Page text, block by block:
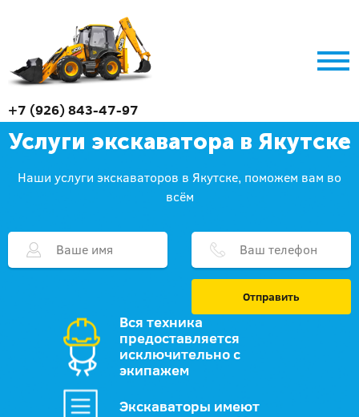
+7 (926) 843-47-97
Услуги экскаватора в Якутске
Наши услуги экскаваторов в Якутске, поможем вам во
всём
Отправить
Вся техника
предоставляется
исключительно с
экипажем
Экскаваторы имеют